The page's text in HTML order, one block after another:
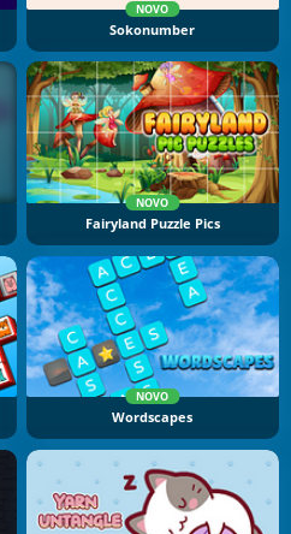
NOVO
Sokonumber
NOVO
Fairyland Puzzle Pics
NOVO
Wordscapes